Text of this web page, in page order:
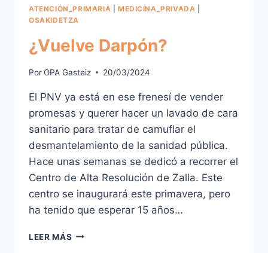
ATENCIÓN_PRIMARIA MEDICINA_PRIVADA
OSAKIDETZA
¿Vuelve Darpón?
PorOPA Gasteiz 20/03/2024
El PNV ya está en ese frenesí de vender
promesas y querer hacer un lavado de cara
sanitario para tratar de camuflar el
desmantelamiento de la sanidad pública.
Hace unas semanas se dedicó a recorrer el
Centro de Alta Resolución de Zalla. Este
centro se inaugurará este primavera, pero
ha tenido que esperar 15 años…
LEER MÁS ¿VUELVE